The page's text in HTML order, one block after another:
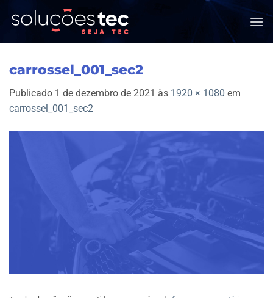
carrossel_001_sec2
Publicado 1 de dezembro de 2021 às 1920 × 1080 em
carrossel_001_sec2